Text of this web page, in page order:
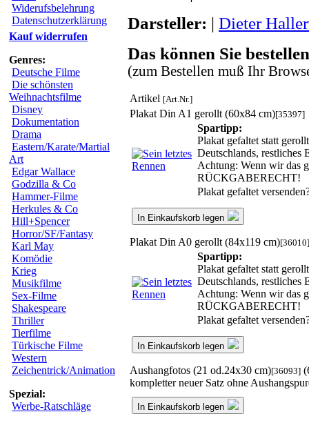
Widerufsbelehrung
Datenschutzerklärung
Kauf widerrufen
Genres:
Deutsche Filme
Die schönsten
Weihnachtsfilme
Disney
Dokumentation
Drama
Eastern/Karate/Martial
Art
Edgar Wallace
Godzilla & Co
Hammer-Filme
Herkules & Co
Hill+Spencer
Horror/SF/Fantasy
Karl May
Komödie
Krieg
Musikfilme
Sex-Filme
Shakespeare
Thriller
Tierfilme
Türkische Filme
Western
Zeichentrick/Animation
Spezial:
Werbe-Ratschläge
Darsteller: | Dieter
Das können Sie
(zum Bestellen muß Ihr
Artikel [Art.Nr.]
Plakat Din A1 gerollt (60x84 cm)[35397]
Spartipp:
Plakat gefaltet statt
Deutschlands, restliches
Achtung: Wenn wir das
RÜCKGABERECHT!
Plakat gefaltet
In Einkaufskorb legen
Plakat Din A0 gerollt (84x119 cm)[36010]
Spartipp:
Plakat gefaltet statt
Deutschlands, restliches
Achtung: Wenn wir das
RÜCKGABERECHT!
Plakat gefaltet
In Einkaufskorb legen
Aushangfotos (21 od.24x30 cm)[36093]
kompletter neuer Satz ohne
In Einkaufskorb legen